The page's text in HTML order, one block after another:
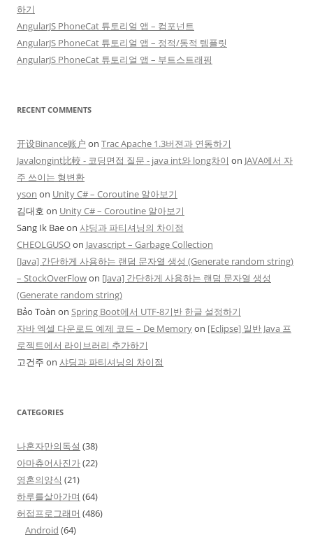
하기
AngularJS PhoneCat 튜토리얼 앱 – 컴포넌트
AngularJS PhoneCat 튜토리얼 앱 – 정적/동적 템플릿
AngularJS PhoneCat 튜토리얼 앱 – 부트스트래핑
RECENT COMMENTS
开设Binance账户 on Trac Apache 1.3버젼과 연동하기
Javalongint比較 - 코딩면접 질문 - java int와 long차이 on JAVA에서 자
주 쓰이는 형변환
yson on Unity C# – Coroutine 알아보기
김대호 on Unity C# – Coroutine 알아보기
Sang Ik Baeon 샤딩과 파티셔닝의 차이점
CHEOLGUSOon Javascript – Garbage Collection
[Java] 간단하게 사용하는 랜덤 문자열 생성 (Generate random string)
– StockOverFlowon [Java] 간단하게 사용하는 랜덤 문자열 생성
(Generate random string)
Bảo Toàn on Spring Boot에서 UTF-8기반 한글 설정하기
자바 엑셀 다운로드 예제 코드 – De Memoryon [Eclipse] 일반 Java 프
로젝트에서 라이브러리 추가하기
고건주 on 샤딩과 파티셔닝의 차이점
CATEGORIES
나혼자만의독설 (38)
아마츄어사진가(22)
영혼의양식 (21)
하루를살아가며 (64)
허접프로그래머 (486)
Android (64)